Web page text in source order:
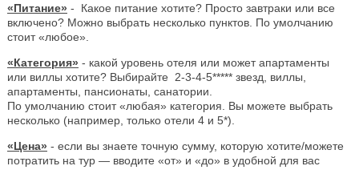
«Питание» - Какое питание хотите? Просто завтраки или все
включено? Можно выбрать несколько пунктов. По умолчанию
стоит «любое».
«Категория» - какой уровень отеля или может апартаменты
или виллы хотите? Выбирайте 2-3-4-5***** звезд, виллы,
апартаменты, пансионаты, санатории.
По умолчанию стоит «любая» категория. Вы можете выбрать
несколько (например, только отели 4 и 5*).
«Цена» - если вы знаете точную сумму, которую хотите/можете
потратить на тур — вводите «от» и «до» в удобной для вас